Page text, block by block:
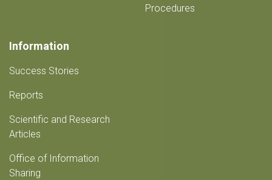
Procedures
Information
Success Stories
Reports
Scientific and Research
Articles
Office of Information
Sharing